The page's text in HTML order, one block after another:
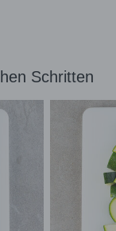
Schritten